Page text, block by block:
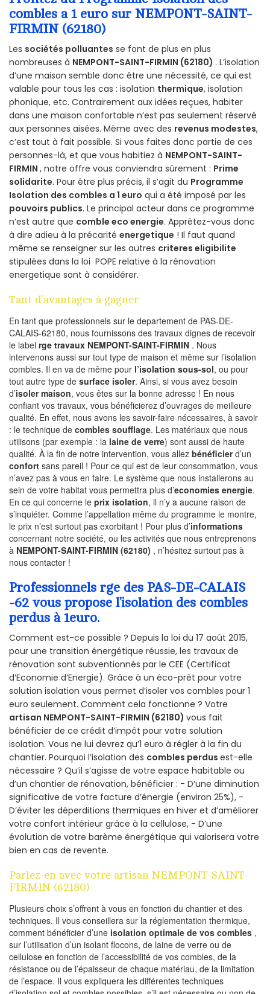
combles a 1 euro sur NEMPONT-SAINT-
FIRMIN (62180)
Les sociétés polluantes se font de plus en plus
nombreuses à NEMPONT-SAINT-FIRMIN (62180) . L’isolation
d’une maison semble donc être une nécessité, ce qui est
valable pour tous les cas : isolation thermique, isolation
phonique, etc. Contrairement aux idées reçues, habiter
dans une maison confortable n’est pas seulement réservé
aux personnes aisées. Même avec des revenus modestes,
c’est tout à fait possible. Si vous faites donc partie de ces
personnes-là, et que vous habitiez à NEMPONT-SAINT-
FIRMIN , notre offre vous conviendra sûrement : Prime
solidarite. Pour être plus précis, il s’agit du Programme
Isolation des combles a 1 euro qui a été imposé par les
pouvoirs publics. Le principal acteur dans ce programme
n’est autre que comble eco energie. Apprêtez-vous donc
à dire adieu à la précarité energetique ! Il faut quand
même se renseigner sur les autres criteres eligibilite
stipulées dans la loi POPE relative à la rénovation
energetique sont à considérer.
Tant d’avantages à gagner
En tant que professionnels sur le departement de PAS-DE-
CALAIS-62180, nous fournissons des travaux dignes de recevoir
le label rge travaux NEMPONT-SAINT-FIRMIN . Nous
intervenons aussi sur tout type de maison et même sur l’isolation
combles. Il en va de même pour l’isolation sous-sol, ou pour
tout autre type de surface isoler. Ainsi, si vous avez besoin
d’isoler maison, vous êtes sur la bonne adresse ! En nous
confiant vos travaux, vous bénéficierez d’ouvrages de meilleure
qualité. En effet, nous avons les savoir-faire nécessaires, à savoir
: le technique de combles soufflage. Les matériaux que nous
utilisons (par exemple : la laine de verre) sont aussi de haute
qualité. À la fin de notre intervention, vous allez bénéficierd’un
confort sans pareil ! Pour ce qui est de leur consommation, vous
n’avez pas à vous en faire. Le système que nous installerons au
sein de votre habitat vous permettra plus d’economies energie.
En ce qui concerne le prix isolation, il n’y a aucune raison de
s’inquiéter. Comme l’appellation même du programme le montre,
le prix n’est surtout pas exorbitant ! Pour plus d’informations
concernant notre société, ou les activités que nous entreprenons
à NEMPONT-SAINT-FIRMIN (62180) , n’hésitez surtout pas à
nous contacter !
Professionnels rge des PAS-DE-CALAIS
-62 vous propose l’isolation des combles
perdus à 1euro.
Comment est-ce possible ? Depuis la loi du 17 août 2015,
pour une transition énergétique réussie, les travaux de
rénovation sont subventionnés par le CEE (Certificat
d’Economie d’Energie). Grâce à un éco-prêt pour votre
solution isolation vous permet d’isoler vos combles pour 1
euro seulement. Comment cela fonctionne ? Votre
artisan NEMPONT-SAINT-FIRMIN (62180) vous fait
bénéficier de ce crédit d’impôt pour votre solution
isolation. Vous ne lui devrez qu’1 euro à régler à la fin du
chantier. Pourquoi l’isolation des combles perdus est-elle
nécessaire ? Qu’il s’agisse de votre espace habitable ou
d’un chantier de rénovation, bénéficier : - D’une diminution
significative de votre facture d’énergie (environ 25%), -
D’éviter les déperditions thermiques en hiver et d’améliorer
votre confort intérieur grâce à la cellulose, - D’une
évolution de votre barème énergétique qui valorisera votre
bien en cas de revente.
Parlez-en avec votre artisan NEMPONT-SAINT-
FIRMIN (62180)
Plusieurs choix s’offrent à vous en fonction du chantier et des
techniques. Il vous conseillera sur la réglementation thermique,
comment bénéficier d’une isolation optimale de vos combles ,
sur l’utilisation d’un isolant flocons, de laine de verre ou de
cellulose en fonction de l’accessibilité de vos combles, de la
résistance ou de l’épaisseur de chaque matériau, de la limitation
de l’espace. Il vous expliquera les différentes techniques